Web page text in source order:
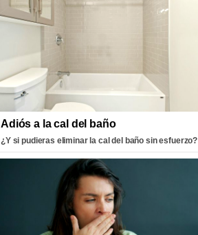
Adiós a la cal del baño
¿Y si pudieras eliminar la cal del baño sin esfuerzo?